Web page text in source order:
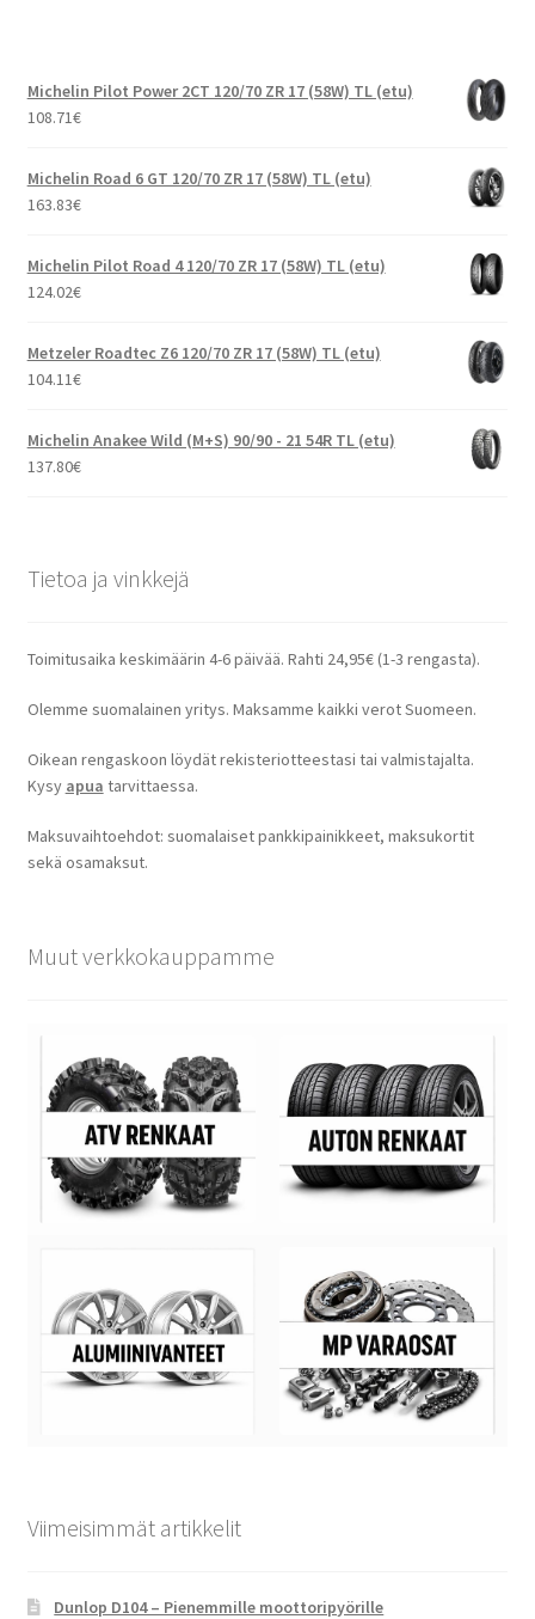
Michelin Pilot Power 2CT 120/70 ZR 17 (58W) TL (etu)
108.71€
Michelin Road 6 GT 120/70 ZR 17 (58W) TL (etu)
163.83€
Michelin Pilot Road 4 120/70 ZR 17 (58W) TL (etu)
124.02€
Metzeler Roadtec Z6 120/70 ZR 17 (58W) TL (etu)
104.11€
Michelin Anakee Wild (M+S) 90/90 - 21 54R TL (etu)
137.80€
Tietoa ja vinkkejä
Toimitusaika keskimäärin 4-6 päivää. Rahti 24,95€ (1-3 rengasta).
Olemme suomalainen yritys. Maksamme kaikki verot Suomeen.
Oikean rengaskoon löydät rekisteriotteestasi tai valmistajalta.
Kysy apua tarvittaessa.
Maksuvaihtoehdot: suomalaiset pankkipainikkeet, maksukortit
sekä osamaksut.
Muut verkkokauppamme
Viimeisimmät artikkelit
Dunlop D104 – Pienemmille moottoripyörille